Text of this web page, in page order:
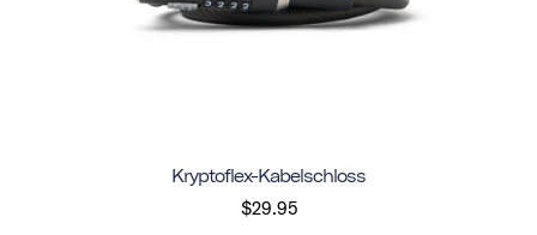
Kryptoflex-Kabelschloss
$29.95